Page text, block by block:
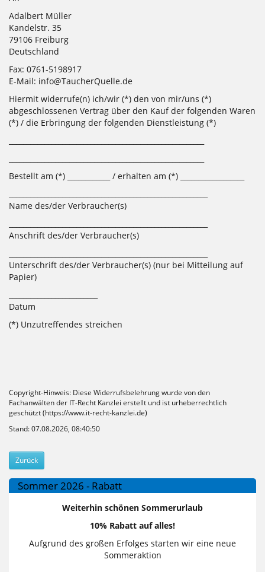
Adalbert Müller
Kandelstr. 35
79106 Freiburg
Deutschland
Fax: 0761-5198917
E-Mail: info@TaucherQuelle.de
Hiermit widerrufe(n) ich/wir (*) den von mir/uns (*)
abgeschlossenen Vertrag über den Kauf der folgenden Waren
(*) / die Erbringung der folgenden Dienstleistung (*)
Bestellt am (*) ____________ / erhalten am (*) __________________
Name des/der Verbraucher(s)
Anschrift des/der Verbraucher(s)
Unterschrift des/der Verbraucher(s) (nur bei Mitteilung auf
Papier)
Datum
(*) Unzutreffendes streichen
Copyright-Hinweis: Diese Widerrufsbelehrung wurde von den
Fachanwälten der IT-Recht Kanzlei erstellt und ist urheberrechtlich
geschützt (https://www.it-recht-kanzlei.de)
Stand: 07.08.2026, 08:40:50
Zurück
Sommer 2026 - Rabatt
Weiterhin schönen Sommerurlaub
10% Rabatt auf alles!
Aufgrund des großen Erfolges starten wir eine neue
Sommeraktion